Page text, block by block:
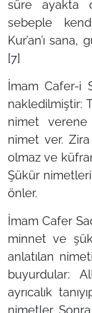
süre ayakta
sebeple
Kur’an’ı
[7]
İmam Cafer-i
nakledilmiştir:
nimet
nimet ver.
olmaz ve
Şükür nimetleri
önler.
İmam Cafer
minnet ve
anlatılan
buyurdular:
ayrıcalık
nimetler.